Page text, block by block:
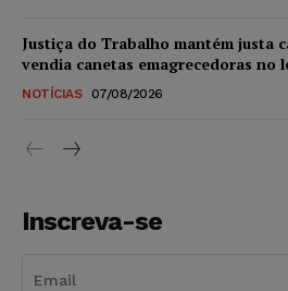
Justiça do Trabalho mantém justa
vendia canetas emagrecedoras no
NOTÍCIAS 07/08/2026
Inscreva-se